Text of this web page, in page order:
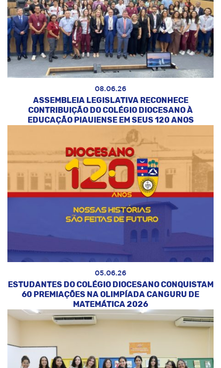
08.06.26
ASSEMBLEIA LEGISLATIVA RECONHECE
CONTRIBUIÇÃO DO COLÉGIO DIOCESANO À
EDUCAÇÃO PIAUIENSE EM SEUS 120 ANOS
05.06.26
ESTUDANTES DO COLÉGIO DIOCESANO CONQUISTAM
60 PREMIAÇÕES NA OLIMPÍADA CANGURU DE
MATEMÁTICA 2026